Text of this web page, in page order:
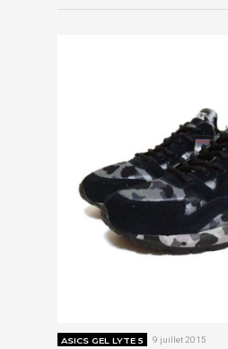
ASICS GEL LYTE 5 9 juillet 2015